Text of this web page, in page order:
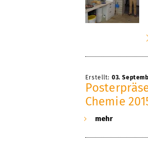
Erstellt: 03.
Chemie
mehr